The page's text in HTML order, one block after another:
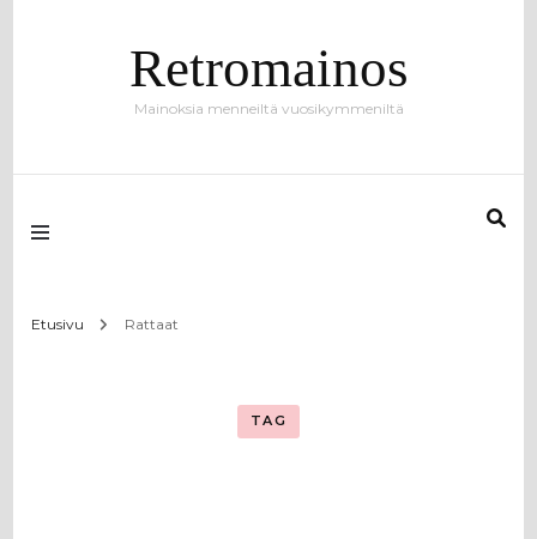
Retromainos
Mainoksia menneiltä vuosikymmeniltä
Etusivu Rattaat
TAG